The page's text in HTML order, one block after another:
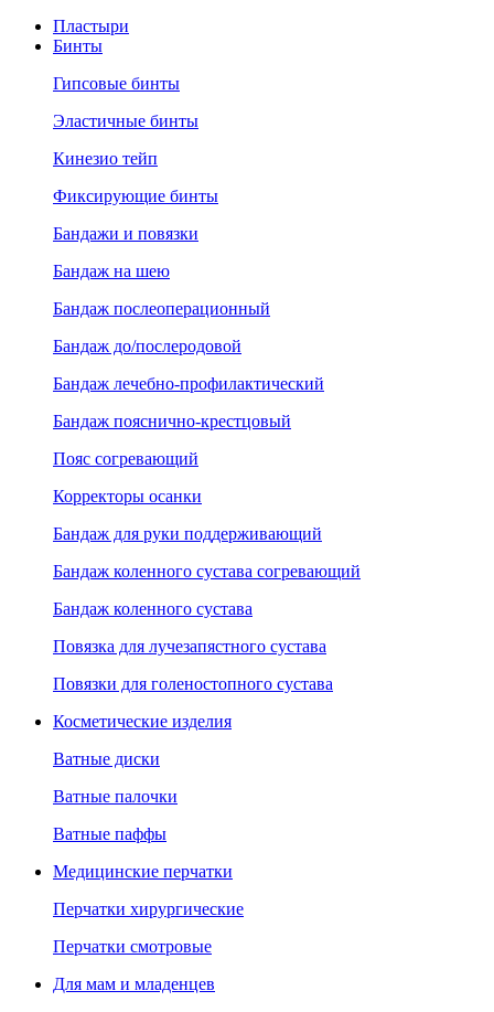
Пластыри
Бинты
Гипсовые бинты
Эластичные бинты
Кинезио тейп
Фиксирующие бинты
Бандажи и повязки
Бандаж на шею
Бандаж послеоперационный
Бандаж до/послеродовой
Бандаж лечебно-профилактический
Бандаж пояснично-крестцовый
Пояс согревающий
Корректоры осанки
Бандаж для руки поддерживающий
Бандаж коленного сустава согревающий
Бандаж коленного сустава
Повязка для лучезапястного сустава
Повязки для голеностопного сустава
Косметические изделия
Ватные диски
Ватные палочки
Ватные паффы
Медицинские перчатки
Перчатки хирургические
Перчатки смотровые
Для мам и младенцев